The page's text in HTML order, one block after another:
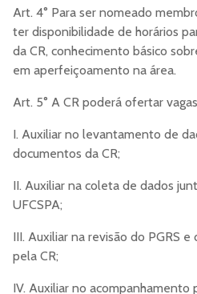
Art. 4° Para ser nomeado
ter disponibilidade de horários
da CR, conhecimento básico
em aperfeiçoamento na área.
Art. 5° A CR poderá ofertar
I. Auxiliar no levantamento de
documentos da CR;
II. Auxiliar na coleta de dados
UFCSPA;
III. Auxiliar na revisão do PGRS
pela CR;
IV. Auxiliar no acompanhamento